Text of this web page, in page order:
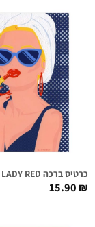
כרטיס ברכה FIRST CLASS LOUNGE – LADY RED
15.90₪